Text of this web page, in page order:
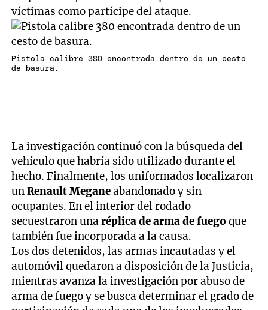
víctimas como partícipe del ataque.
Pistola calibre 380 encontrada dentro de un cesto
de basura.
La investigación continuó con la búsqueda del
vehículo que habría sido utilizado durante el
hecho. Finalmente, los uniformados localizaron
unRenault Meganeabandonado y sin
ocupantes. En el interior del rodado
secuestraron unaréplica de arma de fuegoque
también fue incorporada a la causa.
Los dos detenidos, las armas incautadas y el
automóvil quedaron a disposición de la Justicia,
mientras avanza la investigación por abuso de
arma de fuego y se busca determinar el grado de